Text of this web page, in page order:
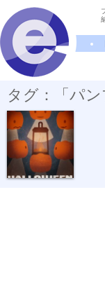
タグ：「パ
OBAKE No.5